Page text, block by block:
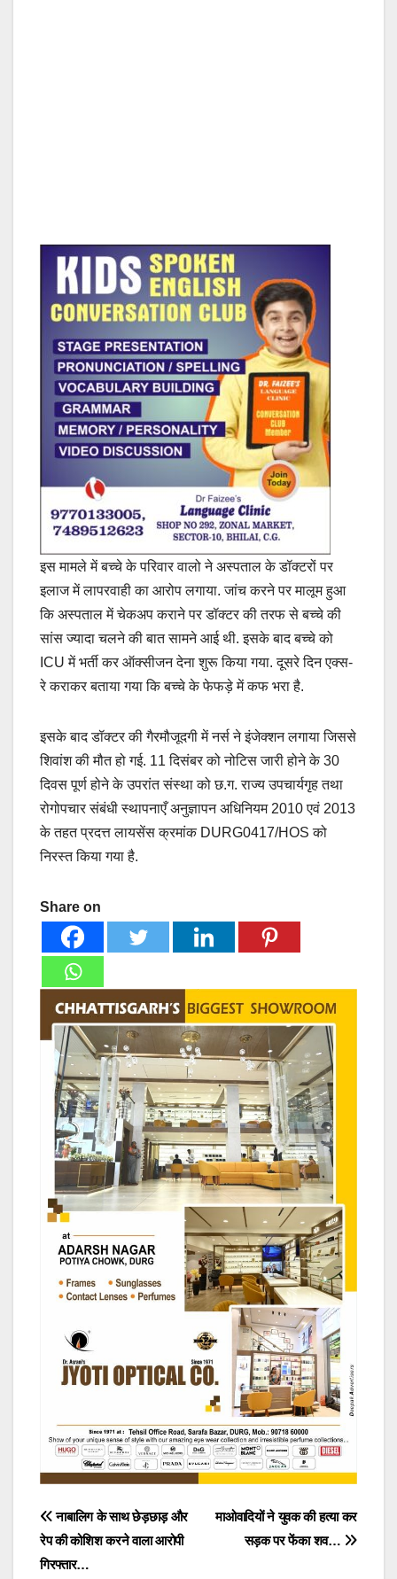
इस मामले में बच्चे के परिवार वालो ने अस्पताल के डॉक्टरों पर
इलाज में लापरवाही का आरोप लगाया. जांच करने पर मालूम हुआ
कि अस्पताल में चेकअप कराने पर डॉक्टर की तरफ से बच्चे की
सांस ज्यादा चलने की बात सामने आई थी. इसके बाद बच्चे को
ICU में भर्ती कर ऑक्सीजन देना शुरू किया गया. दूसरे दिन एक्स-
रे कराकर बताया गया कि बच्चे के फेफड़े में कफ भरा है.
इसके बाद डॉक्टर की गैरमौजूदगी में नर्स ने इंजेक्शन लगाया जिससे
शिवांश की मौत हो गई. 11 दिसंबर को नोटिस जारी होने के 30
दिवस पूर्ण होने के उपरांत संस्था को छ.ग. राज्य उपचार्यगृह तथा
रोगोपचार संबंधी स्थापनाएँ अनुज्ञापन अधिनियम 2010 एवं 2013
के तहत प्रदत्त लायसेंस क्रमांक DURG0417/HOS को
निरस्त किया गया है.
Share on
Post
navigation
माओवादियों ने युवक की हत्या कर
सड़क पर फेंका शव…
नाबालिग के साथ छेड़छाड़ और
रेप की कोशिश करने वाला आरोपी
गिरफ्तार…